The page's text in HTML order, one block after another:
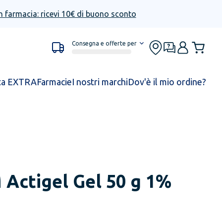
farmacia: ricevi 10€ di buono sconto
Consegna e offerte per
EXTRAFarmacieI nostri marchiDov'è il mio ordine?
Actigel Gel 50 g 1%